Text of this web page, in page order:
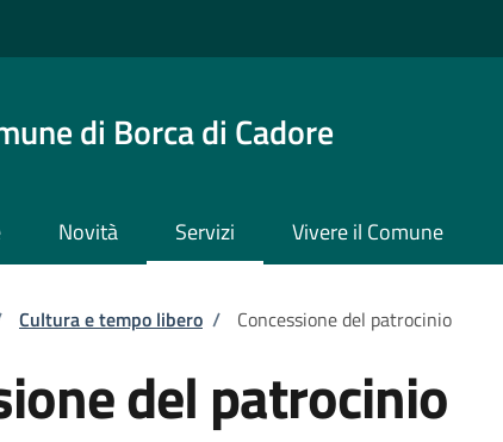
di Borca di Cadore
Novità Servizi Vivere il Comune
pane
Cultura e tempo libero / Concessione del patrocinio
del patrocinio